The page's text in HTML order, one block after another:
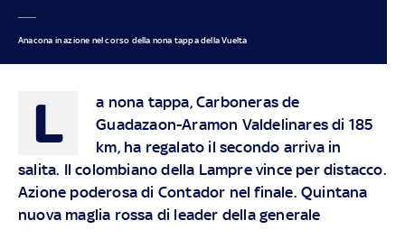
Anacona in azione nel corso della nona tappa della Vuelta
L
a nona tappa, Carboneras de
Guadazaon-Aramon Valdelinares di 185
km, ha regalato il secondo arriva in
salita. Il colombiano della Lampre vince per distacco.
Azione poderosa di Contador nel finale. Quintana
nuova maglia rossa di leader della generale